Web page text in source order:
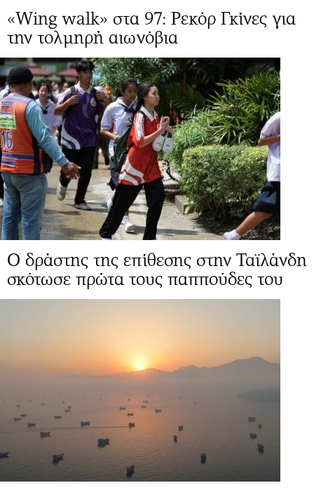
«Wing walk» στα 97: Ρεκόρ Γκίνες για
την τολμηρή αιωνόβια
Ο δράστης της επίθεσης στην Ταϊλάνδη
σκότωσε πρώτα τους παππούδες του